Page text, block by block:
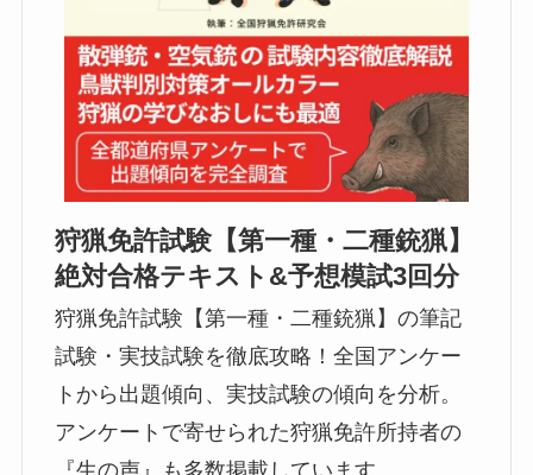
狩猟免許試験【第一種・二種銃猟】
絶対合格テキスト&予想模試3回分
狩猟免許試験【第一種・二種銃猟】の筆記
試験・実技試験を徹底攻略！全国アンケー
トから出題傾向、実技試験の傾向を分析。
アンケートで寄せられた狩猟免許所持者の
『生の声』も多数掲載しています。